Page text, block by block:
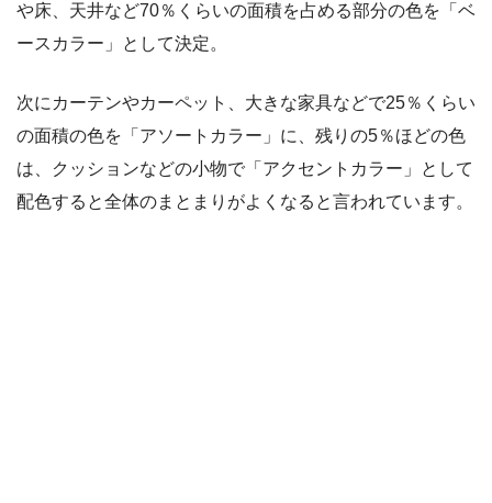
や床、天井など70％くらいの面積を占める部分の色を「ベ
ースカラー」として決定。
次にカーテンやカーペット、大きな家具などで25％くらい
の面積の色を「アソートカラー」に、残りの5％ほどの色
は、クッションなどの小物で「アクセントカラー」として
配色すると全体のまとまりがよくなると言われています。